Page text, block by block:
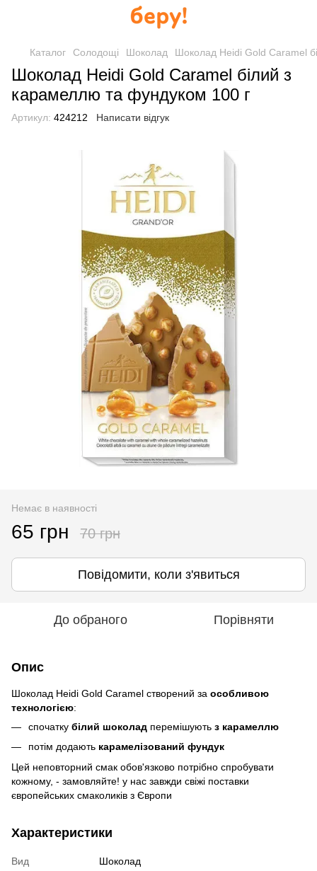
Каталог Солодощі Шоколад Шоколад Heidi Gold Caramel
Шоколад Heidi Gold Caramel білий з
карамеллю та фундуком 100 г
Артикул: 424212 Написати відгук
Немає в наявності
65 грн 70 грн
Повідомити, коли з'явиться
До обраного Порівняти
Опис
Шоколад Heidi Gold Caramel створений за особливою
технологією:
спочатку білий шоколад перемішують з карамеллю
потім додають карамелізований фундук
Цей неповторний смак обов'язково потрібно спробувати
кожному, - замовляйте! у нас завжди свіжі поставки
європейських смаколиків з Європи
Характеристики
Вид
Шоколад